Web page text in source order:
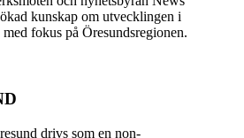
kunskap om utvecklingen i
fokus på Öresundsregionen.
drivs som en non-